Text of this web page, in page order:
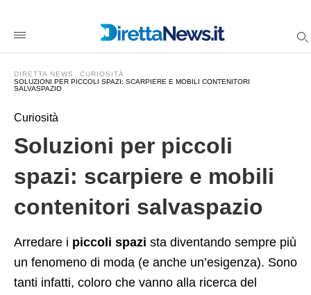
/2025/11/18/soluzioni-
spazi-
scarpiere-
contenitori-
salvaspazio/amp/
DIRETTA NEWS
CURIOSITÀ
SOLUZIONI PER PICCOLI SPAZI: SCARPIERE E MOBILI CONTENITORI
SALVASPAZIO
Curiosità
Soluzioni per piccoli
spazi: scarpiere e mobili
contenitori salvaspazio
Arredare i piccoli spazi sta diventando sempre più
un fenomeno di moda (e anche un’esigenza). Sono
tanti infatti, coloro che vanno alla ricerca del